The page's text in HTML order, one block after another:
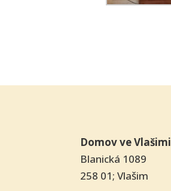
Domov ve Vlašimi
Blanická 1089
258 01; Vlašim